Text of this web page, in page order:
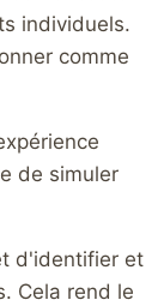
individuels.
comme
de simuler
d'identifier et
Cela rend le